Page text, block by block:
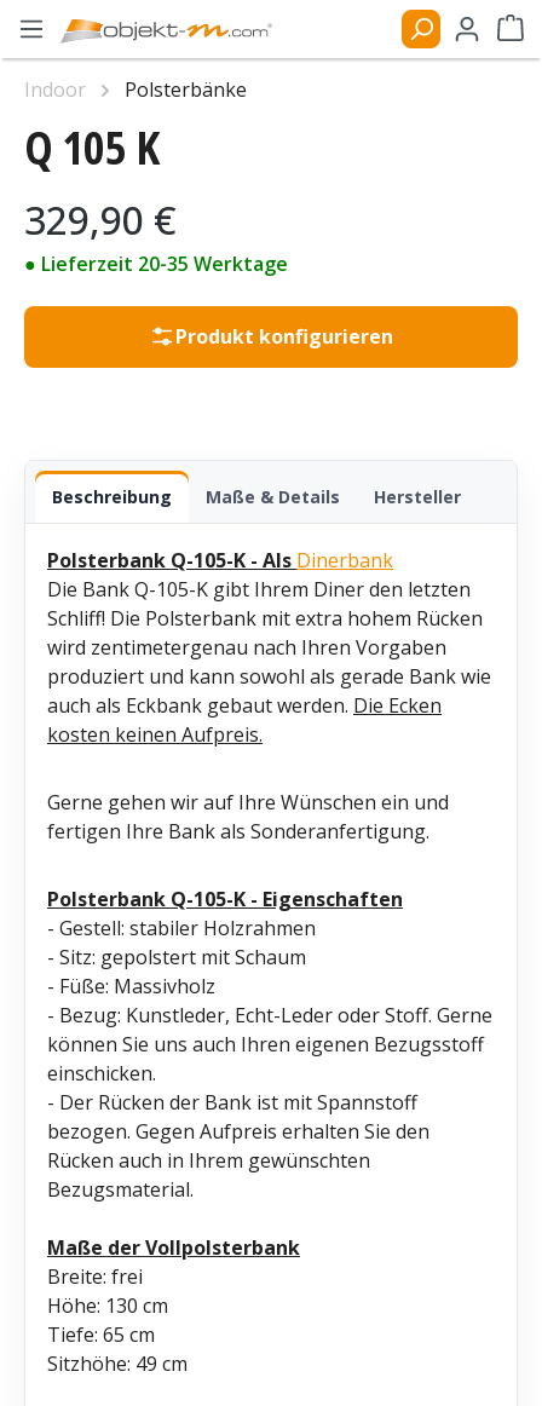
Zum Hauptinhalt springen
Q 105 K
Regulärer Preis:
329,90 €
● Lieferzeit 20-35 Werktage
Produkt konfigurieren
Beschreibung Maße & Details Hersteller
Polsterbank Q-105-K - Als Dinerbank
Die Bank Q-105-K gibt Ihrem Diner den letzten
Schliff! Die Polsterbank mit extra hohem Rücken
wird zentimetergenau nach Ihren Vorgaben
produziert und kann sowohl als gerade Bank wie
auch als Eckbank gebaut werden. Die Ecken
kosten keinen Aufpreis.
Gerne gehen wir auf Ihre Wünschen ein und
fertigen Ihre Bank als Sonderanfertigung.
Polsterbank Q-105-K - Eigenschaften
- Gestell: stabiler Holzrahmen
- Sitz: gepolstert mit Schaum
- Füße: Massivholz
- Bezug: Kunstleder, Echt-Leder oder Stoff. Gerne
können Sie uns auch Ihren eigenen Bezugsstoff
einschicken.
- Der Rücken der Bank ist mit Spannstoff
bezogen. Gegen Aufpreis erhalten Sie den
Rücken auch in Ihrem gewünschten
Bezugsmaterial.
Maße der Vollpolsterbank
Breite: frei
Höhe: 130 cm
Tiefe: 65 cm
Sitzhöhe: 49 cm
Indoor
Polsterbänke
Bildergalerie überspringen